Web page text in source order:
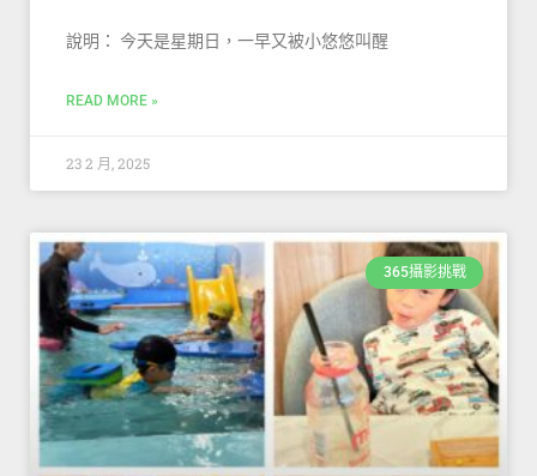
說明： 今天是星期日，一早又被小悠悠叫醒
READ MORE »
23 2 月, 2025
365攝影挑戰